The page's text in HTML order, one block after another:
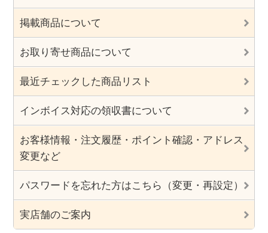
掲載商品について
お取り寄せ商品について
最近チェックした商品リスト
インボイス対応の領収書について
お客様情報・注文履歴・ポイント確認・アドレス
変更など
パスワードを忘れた方はこちら（変更・再設定）
実店舗のご案内